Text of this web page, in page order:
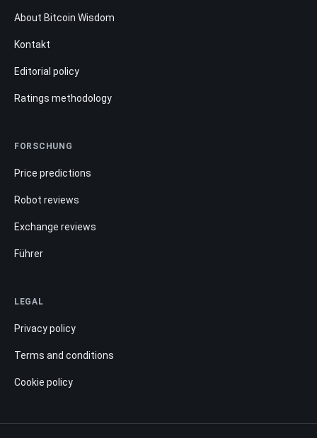
About Bitcoin Wisdom
Kontakt
Editorial policy
Ratings methodology
FORSCHUNG
Price predictions
Robot reviews
Exchange reviews
Führer
LEGAL
Privacy policy
Terms and conditions
Cookie policy